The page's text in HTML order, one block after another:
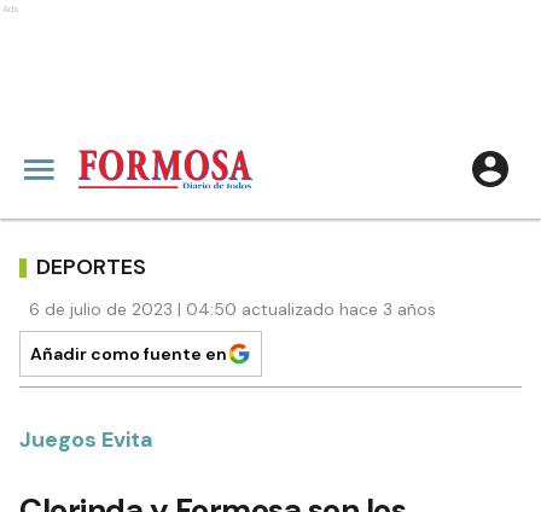
Ads
DEPORTES
6 de julio de 2023 | 04:50 actualizado hace 3 años
Añadir como fuente en
Juegos Evita